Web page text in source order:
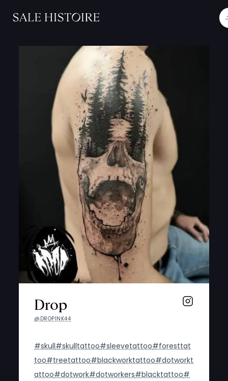
Drop
@DROPINK44
#skull#skulltattoo#sleevetattoo#foresttat
too#treetattoo#blackworktattoo#dotworkt
attoo#dotwork#dotworkers#blacktattoo#